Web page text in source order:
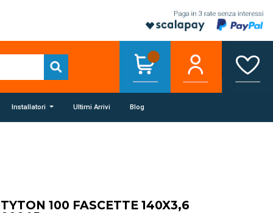
Installatori Ultimi Arrivi Blog
100 FASCETTE 140X3,6